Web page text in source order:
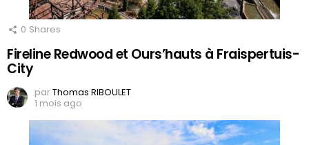
0 Shares
Fireline Redwood et Ours’hauts à Fraispertuis-
City
parThomas RIBOULET
1 mois ago